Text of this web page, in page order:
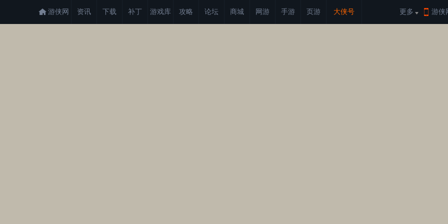
游侠网 资讯 下载 补丁 游戏库 攻略 论坛 商城 网游 手游 页游 大侠号 更多 游侠